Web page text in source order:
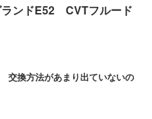
ランドE52 CVTフルード
換方法があまり出ていないの